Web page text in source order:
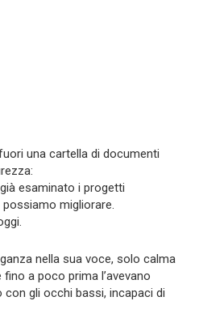
una cartella di documenti
esaminato i progetti
possiamo migliorare.
nella sua voce, solo calma
a poco prima l’avevano
gli occhi bassi, incapaci di